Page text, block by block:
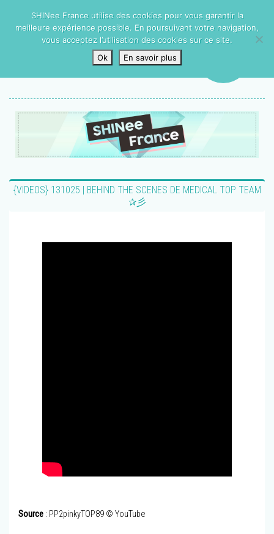
{VIDEOS} 131025 | BEHIND THE SCENES DE MEDICAL TOP TEAM
✰彡
Source : PP2pinkyTOP89 © YouTube
SHINee France utilise des cookies pour vous garantir la
meilleure expérience possible. En poursuivant votre navigation,
vous acceptez l’utilisation des cookies sur ce site.
Ok
En savoir plus